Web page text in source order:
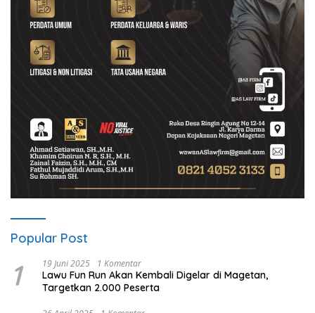
Popular Post
1 19 Juni 2025 1 Komentar
Lawu Fun Run Akan Kembali Digelar di Magetan,
Targetkan 2.000 Peserta